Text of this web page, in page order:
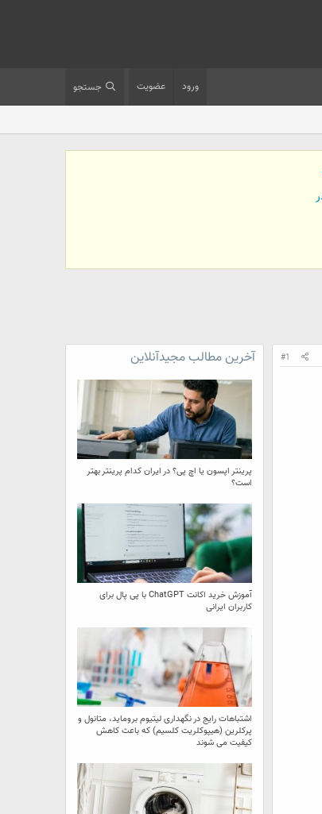
ورود عضویت جستجو
#1 آخرین مطالب مجیدآنلاین
پرینتر اپسون یا اچ پی؟ در ایران کدام پرینتر بهتر
است؟
آموزش خرید اکانت ChatGPT با پی پال برای
کاربران ایرانی
اشتباهات رایج در نگهداری لیتیوم بروماید، متانول و
پرکلرین (هیپوکلریت کلسیم) که باعث کاهش
کیفیت می‌ شوند